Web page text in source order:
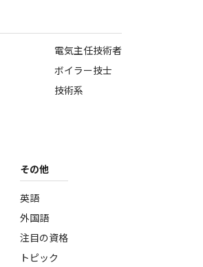
電気主任技術者
ボイラー技士
技術系
その他
英語
外国語
注目の資格
トピック